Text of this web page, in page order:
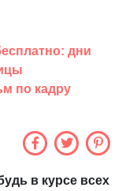
дни
по кадру
в курсе всех